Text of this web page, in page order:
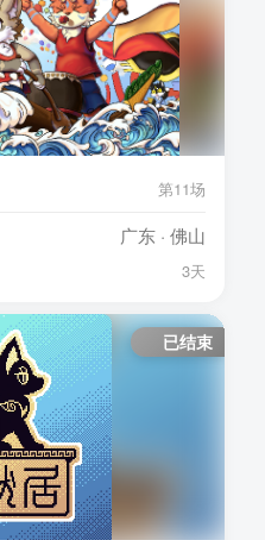
第11场
广东 · 佛山
3天
已结束